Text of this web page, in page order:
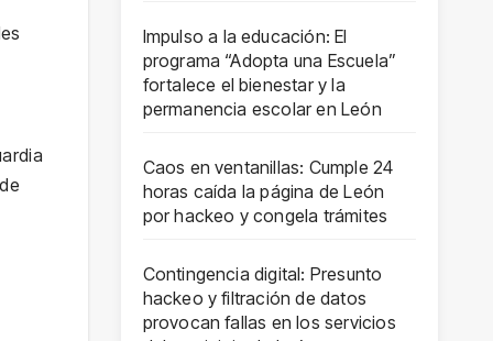
Impulso a la educación: El
programa “Adopta una Escuela”
fortalece el bienestar y la
permanencia escolar en León
Caos en ventanillas: Cumple 24
horas caída la página de León
por hackeo y congela trámites
Contingencia digital: Presunto
hackeo y filtración de datos
provocan fallas en los servicios